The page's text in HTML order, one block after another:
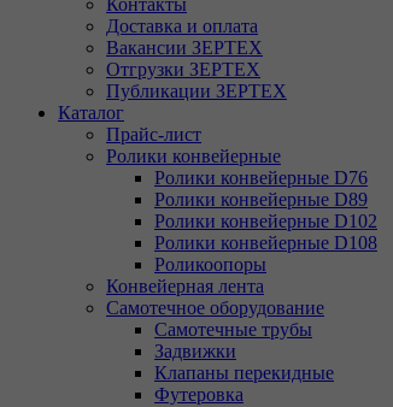
Контакты
Доставка и оплата
Вакансии ЗЕРТЕХ
Отгрузки ЗЕРТЕХ
Публикации ЗЕРТЕХ
Каталог
Прайс-лист
Ролики конвейерные
Ролики конвейерные D76
Ролики конвейерные D89
Ролики конвейерные D102
Ролики конвейерные D108
Роликоопоры
Конвейерная лента
Самотечное оборудование
Самотечные трубы
Задвижки
Клапаны перекидные
Футеровка